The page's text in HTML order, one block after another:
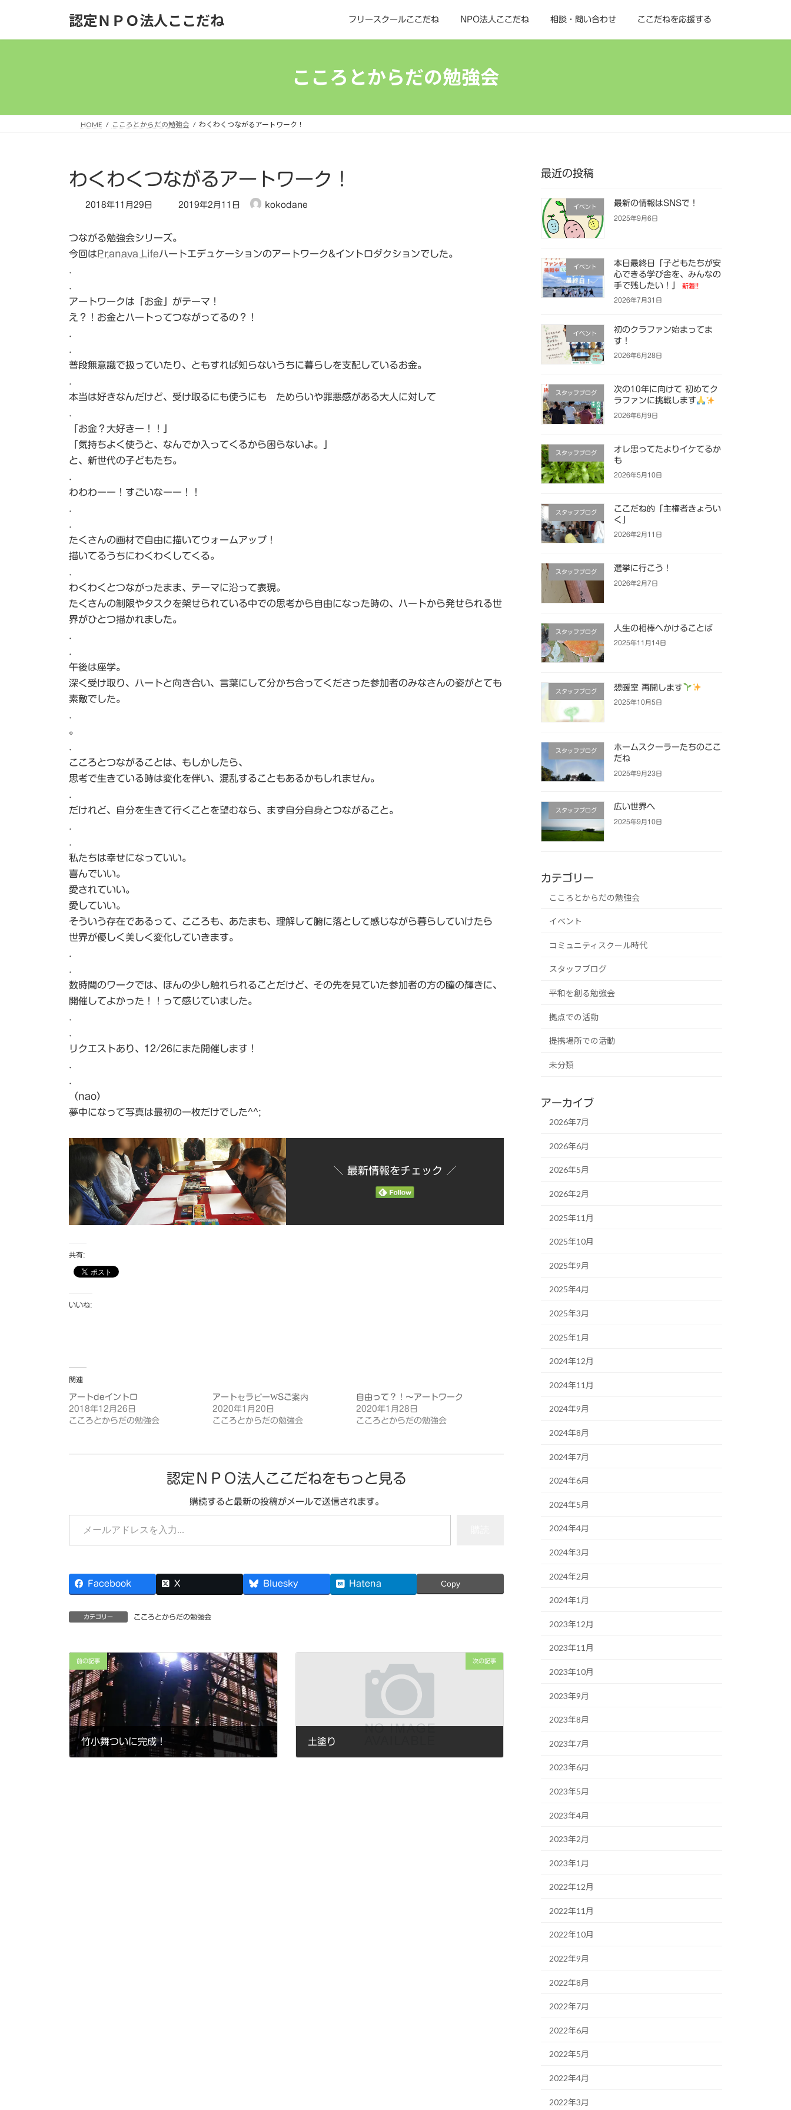
認定ＮＰＯ法人ここだね フリースクールここだね NPO法人ここだね 相談・問い合わせ ここだねを応援する
こころとからだの勉強会
HOME こころとからだの勉強会 わくわくつながるアートワーク！
わくわくつながるアートワーク！
2018年11月29日
最
日
2019年2月11日 kokodane
つながる勉強会シリーズ。
今回は Pranava Lifeハートエデュケーションのアートワーク&イントロダクションでした。
アートワークは「お金」がテーマ！
え？！お金とハートってつながってるの？！
普段無意識で扱っていたり、ともすれば知らないうちに暮らしを支配しているお金。
本当は好きなんだけど、受け取るにも使うにも ためらいや罪悪感がある大人に対して
「お金？大好きー！！」
「気持ちよく使うと、なんでか入ってくるから困らないよ。」
と、新世代の子どもたち。
わわわーー！すごいなーー！！
たくさんの画材で自由に描いてウォームアップ！
描いてるうちにわくわくしてくる。
わくわくとつながったまま、テーマに沿って表現。
たくさんの制限やタスクを架せられている中での思考から自由になった時の、ハートから発せられる世
界がひとつ描かれました。
午後は座学。
深く受け取り、ハートと向き合い、言葉にして分かち合ってくださった参加者のみなさんの姿がとても
素敵でした。
。
こころとつながることは、もしかしたら、
思考で生きている時は変化を伴い、混乱することもあるかもしれません。
だけれど、自分を生きて行くことを望むなら、まず自分自身とつながること。
私たちは幸せになっていい。
喜んでいい。
愛されていい。
愛していい。
そういう存在であるって、こころも、あたまも、理解して腑に落として感じながら暮らしていけたら
世界が優しく美しく変化していきます。
数時間のワークでは、ほんの少し触れられることだけど、その先を見ていた参加者の方の瞳の輝きに、
開催してよかった！！って感じていました。
リクエストあり、12/26にまた開催します！
（nao）
夢中になって写真は最初の一枚だけでした^^;
＼ 最新情報をチェック ／
共有:
いいね:
関連
アートdeイントロ
2018年12月26日
こころとからだの勉強会
アートセラピーWSご案内
2020年1月20日
こころとからだの勉強会
自由って？！〜アートワーク
2020年1月28日
こころとからだの勉強会
認定ＮＰＯ法人ここだねをもっと見る
購読すると最新の投稿がメールで送信されます。
メールアドレスを入力...
Facebook X Bluesky Hatena Copy
カテゴリー こころとからだの勉強会
前の記事
竹小舞ついに完成！
次の記事
土塗り
最近の投稿
イベント 最新の情報はSNSで！
2025年9月6日
イベント
本日最終日「子どもたちが安
心できる学び舎を、みんなの
手で残したい！」
新着!!
2026年7月31日
イベント
初のクラファン始まってま
す！
2026年6月28日
スタッフブログ
次の10年に向けて 初めてク
ラファンに挑戦します
2026年6月9日
スタッフブログ
オレ思ってたよりイケてるか
も
2026年5月10日
スタッフブログ
ここだね的「主権者きょうい
く」
2026年2月11日
スタッフブログ 選挙に行こう！
2026年2月7日
スタッフブログ 人生の相棒へかけることば
2025年11月14日
スタッフブログ 想暖室 再開します
2025年10月5日
スタッフブログ
ホームスクーラーたちのここ
だね
2025年9月23日
スタッフブログ 広い世界へ
2025年9月10日
カテゴリー
こころとからだの勉強会
イベント
コミュニティスクール時代
スタッフブログ
平和を創る勉強会
拠点での活動
提携場所での活動
未分類
アーカイブ
2026年7月
2026年6月
2026年5月
2026年2月
2025年11月
2025年10月
2025年9月
2025年4月
2025年3月
2025年1月
2024年12月
2024年11月
2024年9月
2024年8月
2024年7月
2024年6月
2024年5月
2024年4月
2024年3月
2024年2月
2024年1月
2023年12月
2023年11月
2023年10月
2023年9月
2023年8月
2023年7月
2023年6月
2023年5月
2023年4月
2023年2月
2023年1月
2022年12月
2022年11月
2022年10月
2022年9月
2022年8月
2022年7月
2022年6月
2022年5月
2022年4月
2022年3月